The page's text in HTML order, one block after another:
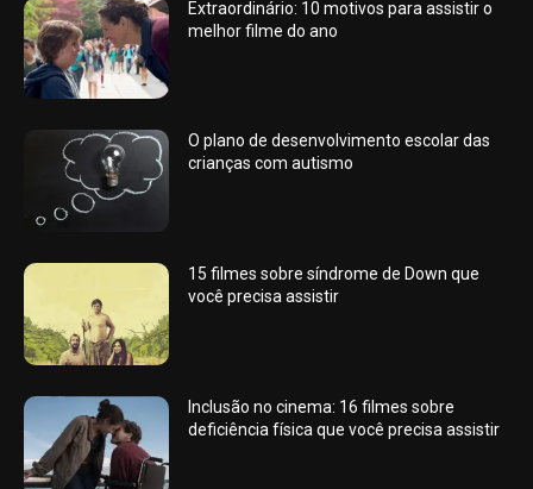
Extraordinário: 10 motivos para assistir o
melhor filme do ano
O plano de desenvolvimento escolar das
crianças com autismo
15 filmes sobre síndrome de Down que
você precisa assistir
Inclusão no cinema: 16 filmes sobre
deficiência física que você precisa assistir